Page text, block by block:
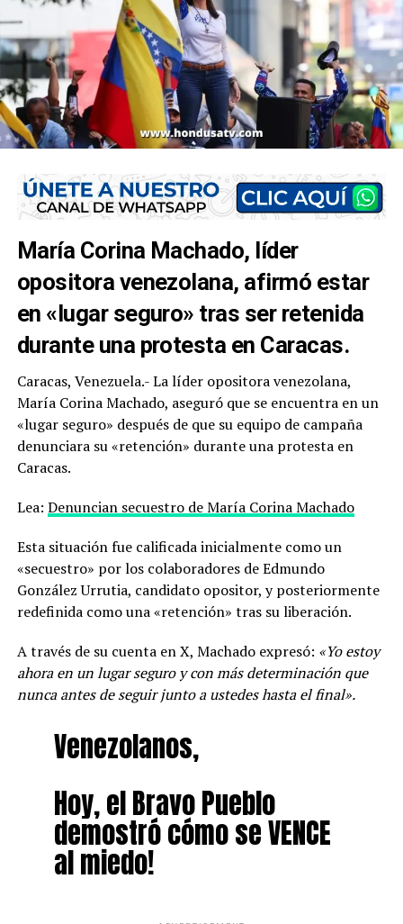
María Corina Machado, líder
opositora venezolana, afirmó estar
en «lugar seguro» tras ser retenida
durante una protesta en Caracas.
Caracas, Venezuela.- La líder opositora venezolana,
María Corina Machado, aseguró que se encuentra en un
«lugar seguro» después de que su equipo de campaña
denunciara su «retención» durante una protesta en
Caracas.
Lea: Denuncian secuestro de María Corina Machado
Esta situación fue calificada inicialmente como un
«secuestro» por los colaboradores de Edmundo
González Urrutia, candidato opositor, y posteriormente
redefinida como una «retención» tras su liberación.
A través de su cuenta en X, Machado expresó: «Yo estoy
ahora en un lugar seguro y con más determinación que
nunca antes de seguir junto a ustedes hasta el final».
Venezolanos,
Hoy, el Bravo Pueblo
demostró cómo se VENCE
al miedo!